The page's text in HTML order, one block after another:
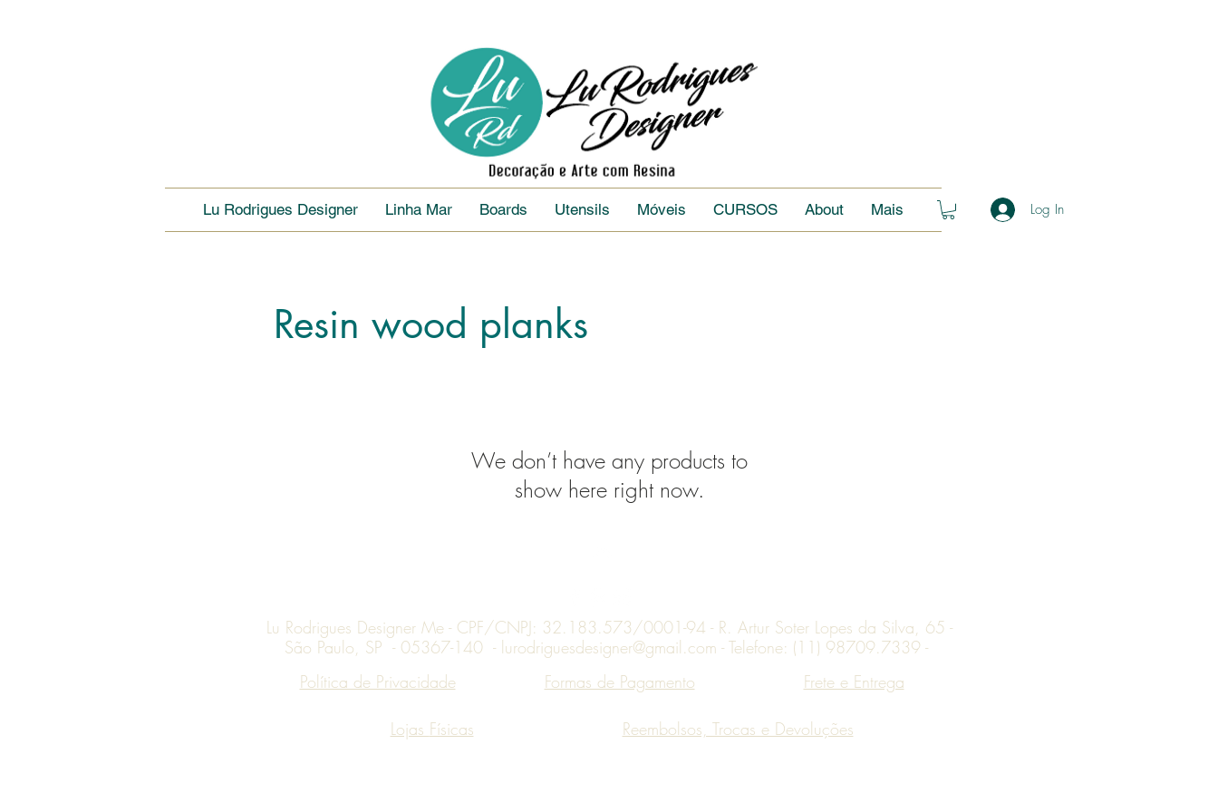
Lu Rodrigues Designer Linha Mar Boards Utensils Móveis CURSOS About Mais Log In
Resin wood planks
We don’t have any products to
show here right now.
Lu Rodrigues Designer Me - CPF/CNPJ: 32.183.573/0001-94 - R. Artur Soter Lopes da Silva, 65 -
São Paulo, SP - 05367-140 - lurodriguesdesigner@gmail.com - Telefone: (11) 98709.7339 -
Política de Privacidade
Formas de Pagamento Frete e Entrega
Lojas Físicas Reembolsos, Trocas e Devoluções